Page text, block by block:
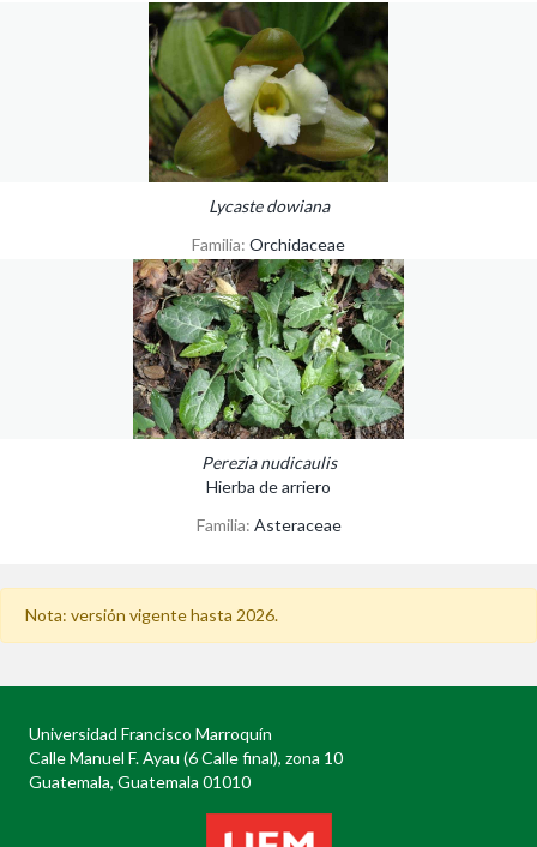
Lycaste dowiana
Familia: Orchidaceae
Perezia nudicaulis
Hierba de arriero
Familia: Asteraceae
Nota: versión vigente hasta 2026.
Universidad Francisco Marroquín
Calle Manuel F. Ayau (6 Calle final), zona 10
Guatemala, Guatemala 01010